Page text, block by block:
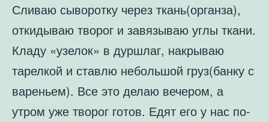
Сливаю сыворотку через ткань(органза),
откидываю творог и завязываю углы ткани.
Кладу «узелок» в дуршлаг, накрываю
тарелкой и ставлю небольшой груз(банку с
вареньем). Все это делаю вечером, а
утром уже творог готов. Едят его у нас по-